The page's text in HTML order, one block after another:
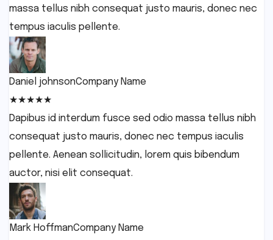
massa tellus nibh consequat justo mauris, donec nec
tempus iaculis pellente.
Daniel johnsonCompany Name
★★★★★
Dapibus id interdum fusce sed odio massa tellus nibh
consequat justo mauris, donec nec tempus iaculis
pellente. Aenean sollicitudin, lorem quis bibendum
auctor, nisi elit consequat.
Mark HoffmanCompany Name